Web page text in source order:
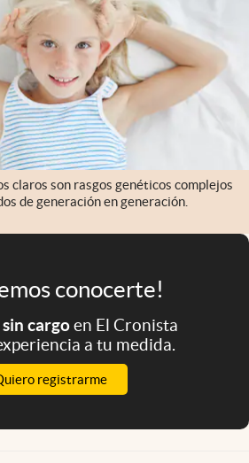
claros son rasgos genéticos complejos
de generación en generación.
conocerte!
sin cargoen El Cronista
a tu medida.
registrarme